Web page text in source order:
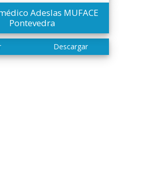
Adeslas MUFACE
Pontevedra